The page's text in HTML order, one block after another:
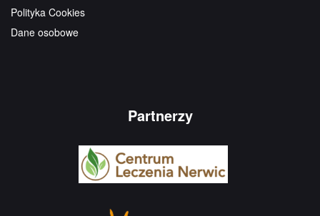
Polityka Cookies
Dane osobowe
Partnerzy